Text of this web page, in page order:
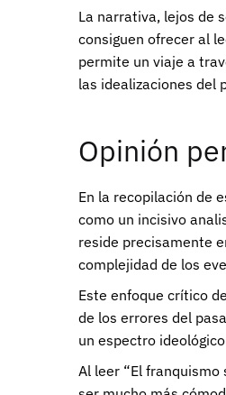
La narrativa, lejos de
consiguen ofrecer al
permite un viaje a
las idealizaciones del
Opinión
En la recopilación de
como un incisivo
reside precisamente
complejidad de los
Este enfoque crítico
de los errores del
un espectro
Al leer “El